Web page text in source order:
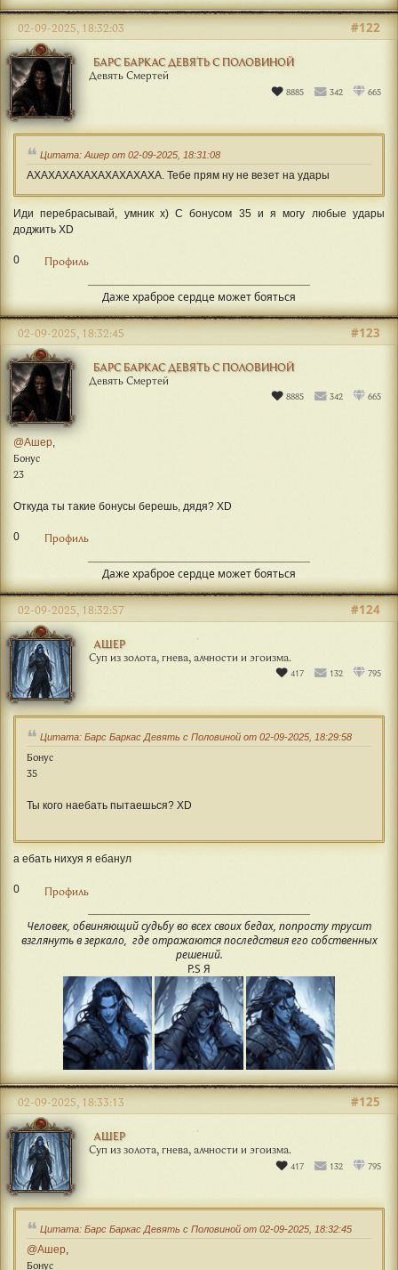
БАРС БАРКАС ДЕВЯТЬ С ПОЛОВИНОЙ
Девять Смертей
8885 342 665
#122
02-09-2025, 18:32:03
Цитата: Ашер от 02-09-2025, 18:31:08
АХАХАХАХАХАХАХАХАХА. Тебе прям ну не везет на удары
Иди перебрасывай, умник х) С бонусом 35 и я могу любые удары
доджить XD
0 Профиль
Даже храброе сердце может бояться
БАРС БАРКАС ДЕВЯТЬ С ПОЛОВИНОЙ
Девять Смертей
8885 342 665
#123
02-09-2025, 18:32:45
@Ашер,
Бонус
23
Откуда ты такие бонусы берешь, дядя? XD
0 Профиль
Даже храброе сердце может бояться
АШЕР
Суп из золота, гнева, алчности и эгоизма.
417 132 795
#124
02-09-2025, 18:32:57
Цитата: Барс Баркас Девять с Половиной от 02-09-2025, 18:29:58
Бонус
35
Ты кого наебать пытаешься? XD
а ебать нихуя я ебанул
0 Профиль
Человек, обвиняющий судьбу во всех своих бедах, попросту трусит
взглянуть в зеркало, где отражаются последствия его собственных
решений.
P.S Я
АШЕР
Суп из золота, гнева, алчности и эгоизма.
417 132 795
#125
02-09-2025, 18:33:13
Цитата: Барс Баркас Девять с Половиной от 02-09-2025, 18:32:45
@Ашер,
Бонус